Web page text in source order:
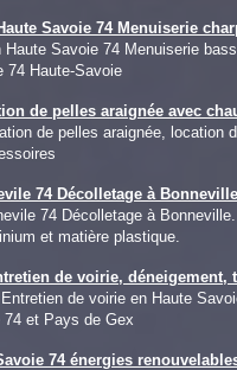
Savoie 74 Menuiserie
Savoie 74 Menuiserie
74 Haute-Savoie
de pelles araignée avec
de pelles araignée,
74 Décolletage à
74 Décolletage à
et matière plastique.
de voirie, déneigement,
de voirie en Haute
74 et Pays de Gex
74 énergies